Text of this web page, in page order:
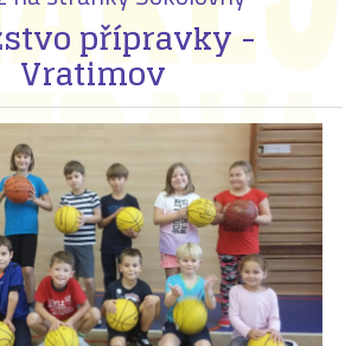
přípravky -
Vratimov